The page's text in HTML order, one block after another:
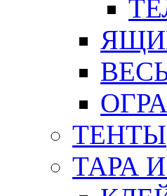
ТЕНТЫ
ТАРА